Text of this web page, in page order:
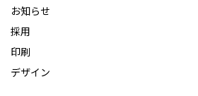
お知らせ
採用
印刷
デザイン